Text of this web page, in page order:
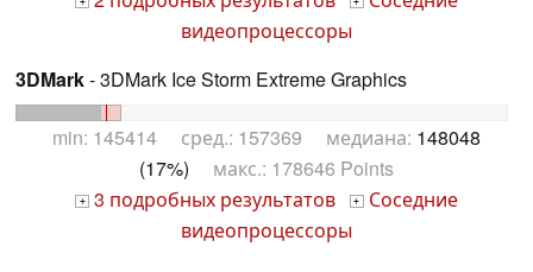
видеопроцессоры
3DMark- 3DMark Ice Storm Extreme Graphics
min: 145414 сред.: 157369 медиана: 148048
(17%) макс.: 178646 Points
+ 3 подробных результатов + Соседние
видеопроцессоры